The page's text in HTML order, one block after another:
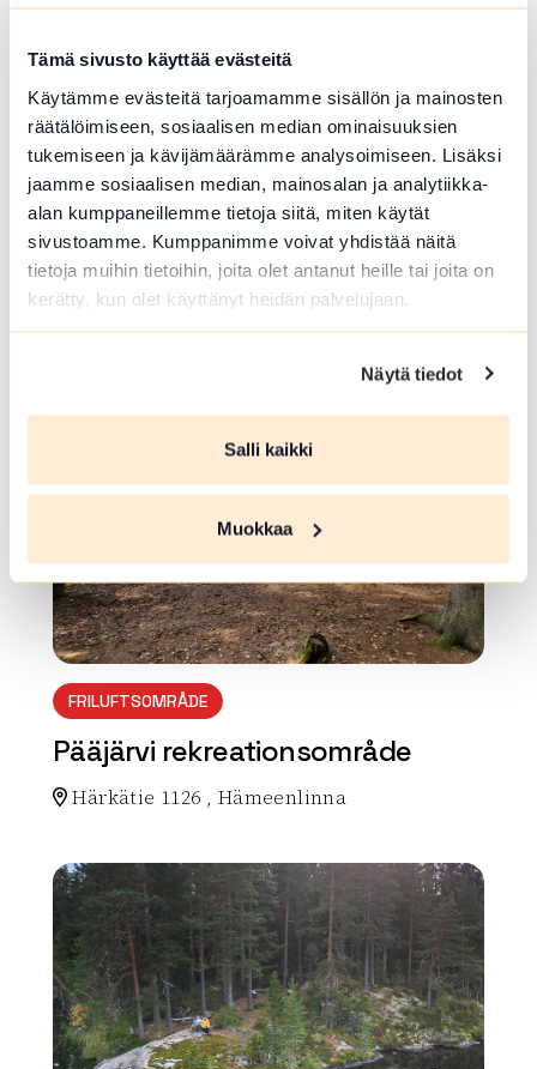
Tämä sivusto käyttää evästeitä
Käytämme evästeitä tarjoamamme sisällön ja mainosten
räätälöimiseen, sosiaalisen median ominaisuuksien
tukemiseen ja kävijämäärämme analysoimiseen. Lisäksi
jaamme sosiaalisen median, mainosalan ja analytiikka-
alan kumppaneillemme tietoja siitä, miten käytät
sivustoamme. Kumppanimme voivat yhdistää näitä
tietoja muihin tietoihin, joita olet antanut heille tai joita on
kerätty, kun olet käyttänyt heidän palvelujaan.
Näytä tiedot
Salli kaikki
Muokkaa
Ruostejärvi - Saari -leden förenar två populära
utflyktsmål på Tavastlands sjöplatå: Ruostejär
vi rekreations-område och Saari folkpark. Bägg
e har redan...
Lue lisää luontokohteesta Ruostejärvi – Saari leden
BADPLATS
Mäntysaari badplats
Mäntysaari , Hämeenlinna
Lue lisää luontokohteesta Mäntysaari badplats
FRILUFTSOMRÅDE
Pääjärvi rekreationsområde
Härkätie 1126 , Hämeenlinna
array(0) { }